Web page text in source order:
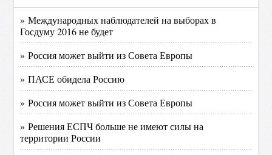
» Международных наблюдателей на выборах в
Госдуму 2016 не будет
» Россия может выйти из Совета Европы
» ПАСЕ обидела Россию
» Россия может выйти из Совета Европы
» Решения ЕСПЧ больше не имеют силы на
территории России